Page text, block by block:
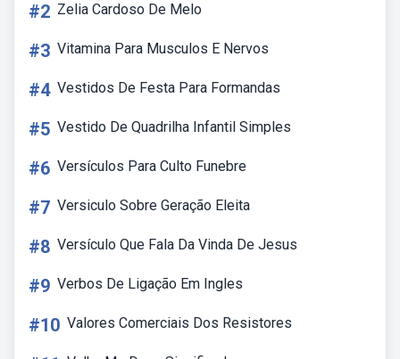
#2 Zelia Cardoso De Melo
#3 Vitamina Para Musculos E Nervos
#4 Vestidos De Festa Para Formandas
#5 Vestido De Quadrilha Infantil Simples
#6 Versículos Para Culto Funebre
#7 Versiculo Sobre Geração Eleita
#8 Versículo Que Fala Da Vinda De Jesus
#9 Verbos De Ligação Em Ingles
#10 Valores Comerciais Dos Resistores